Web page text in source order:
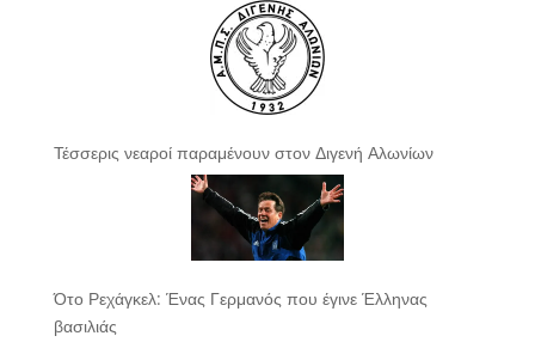
Τέσσερις νεαροί παραμένουν στον Διγενή Αλωνίων
Ότο Ρεχάγκελ: Ένας Γερμανός που έγινε Έλληνας
βασιλιάς